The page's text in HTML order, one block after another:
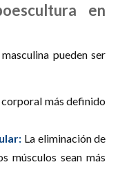
en
pueden ser
más definido
La eliminación de
músculos sean más